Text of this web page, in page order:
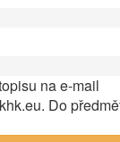
na e-mail
Do